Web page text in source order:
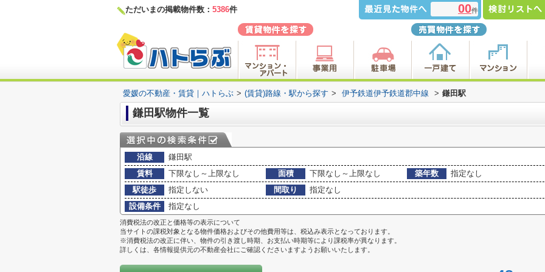
ただいまの掲載物件数： 5386件 00件
愛媛の不動産・賃貸｜ハトらぶ > (賃貸)路線・駅から探す > 伊予鉄道伊予鉄道郡中線 > 鎌田駅
鎌田駅物件一覧
沿線
鎌田駅
賃料
下限なし～上限なし 面積 下限なし～上限なし 築年数
指定なし
駅徒歩
指定しない 間取り
指定なし
設備条件
指定なし
消費税法の改正と価格等の表示について
当サイトの課税対象となる物件価格およびその他費用等は、税込み表示となっております。
※消費税法の改正に伴い、物件の引き渡し時期、お支払い時期等により課税率が異なります。
詳しくは、各情報提供元の不動産会社にご確認くださいますようお願いいたします。